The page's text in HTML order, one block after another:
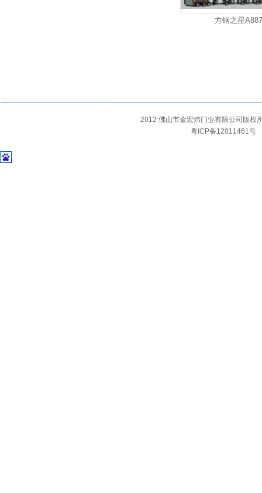
方钢之星
2012 佛山市金宏炜门业有限公司版
粤ICP备12011461